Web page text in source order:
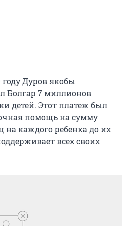
году Дуров якобы
Болгар 7 миллионов
детей. Этот платеж был
помощь на сумму
на каждого ребенка до их
всех своих